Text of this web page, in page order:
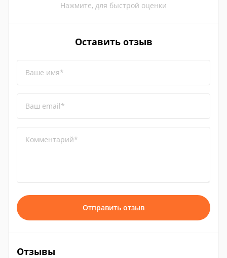
Нажмите, для быстрой оценки
Оставить отзыв
Ваше имя*
Ваш email*
Комментарий*
Отправить отзыв
Отзывы